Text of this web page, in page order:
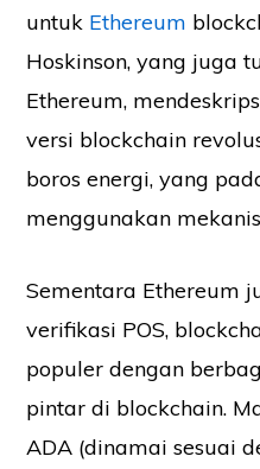
untuk Ethereum
Hoskinson, yang juga
Ethereum,
versi blockchain
boros energi, yang
menggunakan
Sementara Ethereum
verifikasi POS,
populer dengan
pintar di blockchain.
ADA (dinamai sesuai